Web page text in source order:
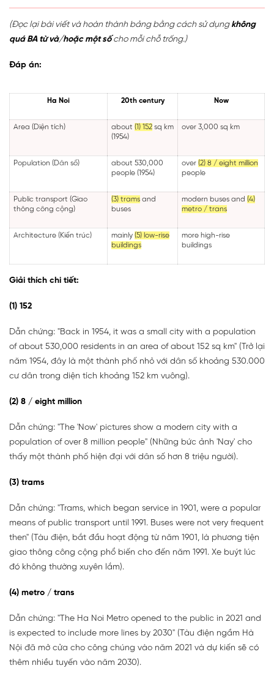
(Đọc lại bài viết và hoàn thành bảng bằng cách sử dụng không
quá BA từ và/hoặc một sốcho mỗi chỗ trống.)
Đáp án:
Ha Noi 20th century Now
Area (Diện tích) about (1) 152 sq km
(1954)
over 3,000 sq km
Population (Dân số)
about 530,000
people (1954)
over (2) 8 / eight million
people
Public transport (Giao
thông công cộng)
(3) trams and
buses
modern buses and (4)
metro / trans
Architecture (Kiến trúc) mainly (5) low-rise
buildings
more high-rise
buildings
Giải thích chi tiết:
(1) 152
Dẫn chứng: "Back in 1954, it was a small city with a population
of about 530,000 residents in an area of about 152 sq km" (Trở lại
năm 1954, đây là một thành phố nhỏ với dân số khoảng 530.000
cư dân trong diện tích khoảng 152 km vuông).
(2) 8 / eight million
Dẫn chứng: "The 'Now' pictures show a modern city with a
population of over 8 million people" (Những bức ảnh 'Nay' cho
thấy một thành phố hiện đại với dân số hơn 8 triệu người).
(3) trams
Dẫn chứng: "Trams, which began service in 1901, were a popular
means of public transport until 1991. Buses were not very frequent
then" (Tàu điện, bắt đầu hoạt động từ năm 1901, là phương tiện
giao thông công cộng phổ biến cho đến năm 1991. Xe buýt lúc
đó không thường xuyên lắm).
(4) metro / trans
Dẫn chứng: "The Ha Noi Metro opened to the public in 2021 and
is expected to include more lines by 2030" (Tàu điện ngầm Hà
Nội đã mở cửa cho công chúng vào năm 2021 và dự kiến sẽ có
thêm nhiều tuyến vào năm 2030).